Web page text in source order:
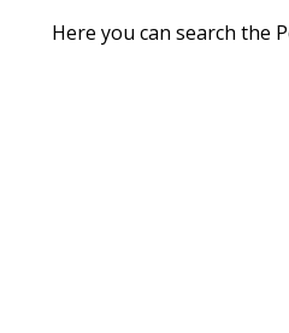
Here you can search the